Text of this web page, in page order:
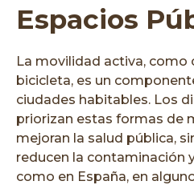
Espacios
La movilidad activa, como
bicicleta, es un
ciudades habitables. Los
priorizan estas formas de
mejoran la salud pública,
reducen la contaminación
como en España, en